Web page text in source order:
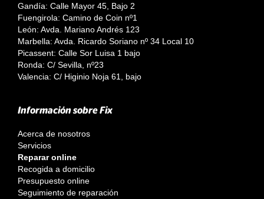
Gandía: Calle Mayor 45, Bajo 2
Fuengirola: Camino de Coin nº1
León: Avda. Mariano Andrés 123
Marbella: Avda. Ricardo Soriano nº 34 Local 10
Picassent: Calle Sor Luisa 1 bajo
Ronda: C/ Sevilla, nº23
Valencia: C/ Higinio Noja 61, bajo
Información sobre Fix
Acerca de nosotros
Servicios
Reparar online
Recogida a domicilio
Presupuesto online
Seguimiento de reparación